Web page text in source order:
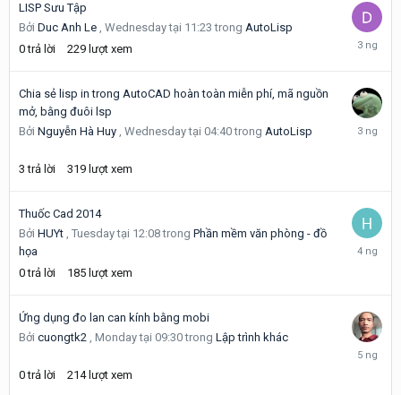
LISP Sưu Tập
Bởi Duc Anh Le , Wednesday tại 11:23trong AutoLisp
0 trả lời 229 lượt xem
Chia sẻ lisp in trong AutoCAD hoàn toàn miễn phí, mã nguồn
mở, bằng đuôi lsp
Bởi Nguyễn Hà Huy , Wednesday tại 04:40trong AutoLisp
3 trả lời 319 lượt xem
Thuốc Cad 2014
Bởi HUYt , Tuesday tại 12:08trong Phần mềm văn phòng - đồ
họa
0 trả lời 185 lượt xem
Tuesday
Ứng dụng đo lan can kính bằng mobi
Bởi cuongtk2 , Monday tại 09:30trong Lập trình khác
0 trả lời 214 lượt xem
Monday